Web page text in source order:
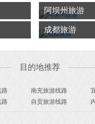
阿坝州旅游
成都旅游
目的地推荐
路 南充旅游线路
路 自贡旅游线路